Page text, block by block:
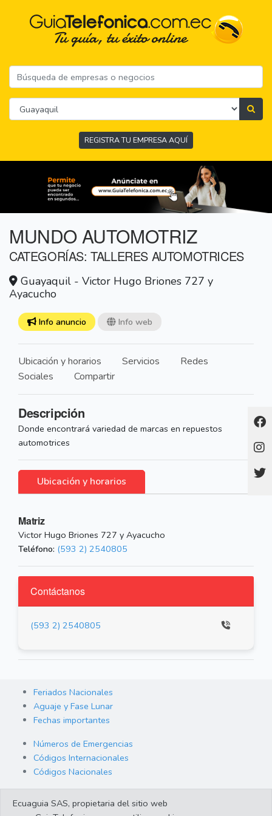
REGISTRA TU EMPRESA AQUÍ
MUNDO AUTOMOTRIZ
CATEGORÍAS: TALLERES AUTOMOTRICES
Guayaquil - Victor Hugo Briones 727 y
Ayacucho
Info anuncio Info web
Ubicación y horarios Servicios
Redes
Sociales
Compartir
Descripción
Donde encontrará variedad de marcas en repuestos
automotrices
Ubicación y horarios
Matriz
Victor Hugo Briones 727 y Ayacucho
Teléfono: (593 2) 2540805
Contáctanos
(593 2) 2540805
Feriados Nacionales
Aguaje y Fase Lunar
Fechas importantes
Números de Emergencias
Códigos Internacionales
Códigos Nacionales
Cambio de Divisas
Ecuaguia SAS, propietaria del sitio web